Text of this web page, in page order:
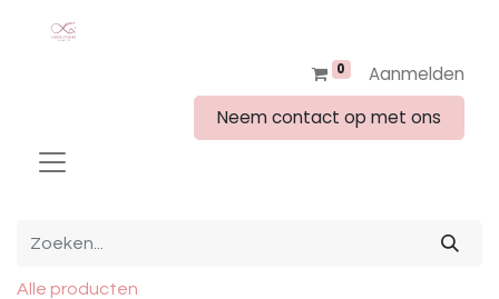
0
Aanmelden
Neem contact op met ons
Alle producten